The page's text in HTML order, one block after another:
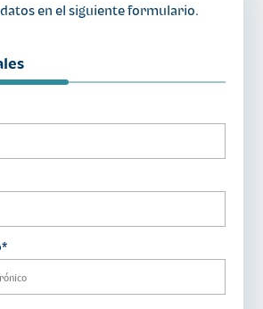
en el siguiente formulario.